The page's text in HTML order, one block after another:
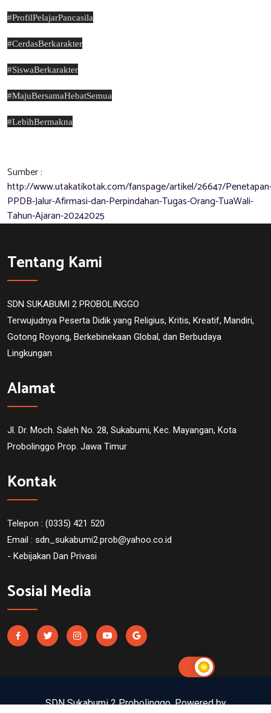
#ProfilPelajarPancasila
#CerdasBerkarakter
#SiswaBerkarakter
#MajuBersamaHebatSemua
#LebihBermakna
Sumber :
http://www.utakatikotak.com/fanspage/artikel/26647/
PPDB-Jalur-Afirmasi-dan-Perpindahan-Tugas-Orang-TuaWali-
Tahun-Ajaran-20242025
Tentang Kami
SDN SUKABUMI 2 PROBOLINGGO
Terwujudnya Peserta Didik yang Religius, Kritis, Kreatif, Mandiri,
Gotong Royong, Berkebinekaan Global, dan Berbudaya
Lingkungan
Alamat
Jl. Dr. Moch. Saleh No. 28, Sukabumi, Kec. Mayangan, Kota
Probolinggo Prop. Jawa Timur
Kontak
Telepon : (0335) 421 520
Email : sdn_sukabumi2.prob@yahoo.co.id
- Kebijakan Dan Privasi
Sosial Media
SDN Sukabumi 2 Probolinggo. Powered by